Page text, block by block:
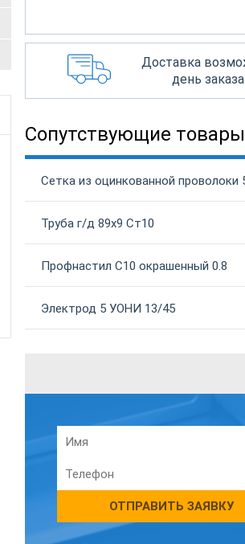
Доставка
день
Сопутствующие товары
Сетка из оцинкованной проволоки
Труба г/д 89х9 Ст10
Профнастил С10 окрашенный 0.8
Электрод 5 УОНИ 13/45
ОТПРАВИТЬ ЗАЯВКУ